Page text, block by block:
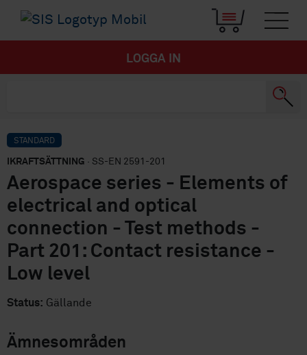
LOGGA IN
STANDARD
IKRAFTSÄTTNING · SS-EN 2591-201
Aerospace series - Elements of
electrical and optical
connection - Test methods -
Part 201: Contact resistance -
Low level
Status: Gällande
Ämnesområden